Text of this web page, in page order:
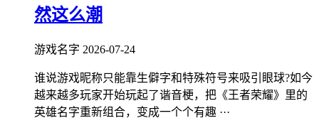
然这么潮
游戏名字 2026-07-24
谁说游戏昵称只能靠生僻字和特殊符号来吸引眼球?如今
越来越多玩家开始玩起了谐音梗，把《王者荣耀》里的
英雄名字重新组合，变成一个个有趣 ···